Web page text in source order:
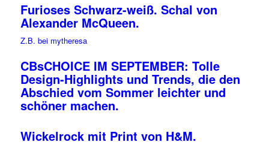
Furioses Schwarz-weiß. Schal von
Alexander McQueen.
Z.B. bei mytheresa
CBsCHOICE IM SEPTEMBER: Tolle
Design-Highlights und Trends, die den
Abschied vom Sommer leichter und
schöner machen.
Wickelrock mit Print von H&M.